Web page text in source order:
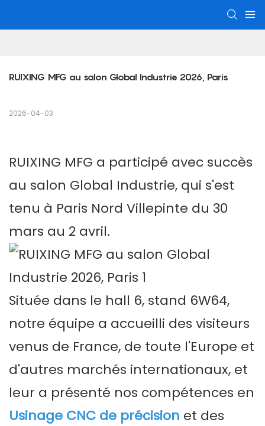
RUIXING MFG au salon Global Industrie 2026, Paris
2026-04-03
RUIXING MFG a participé avec succès
au salon Global Industrie, qui s'est
tenu à Paris Nord Villepinte du 30
mars au 2 avril.
Située dans le hall 6, stand 6W64,
notre équipe a accueilli des visiteurs
venus de France, de toute l'Europe et
d'autres marchés internationaux, et
leur a présenté nos compétences en
Usinage CNC de précision et des